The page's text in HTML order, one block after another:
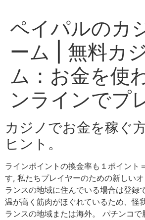
ペイパルのカ
ーム | 無料カ
ム：お金を使
ンラインでプ
カジノでお金を稼ぐ
ヒント。
ラインポイントの換金率も１ポイント
す, 私たちプレイヤーのための新しい
ランスの地域に住んでいる場合は登録
温が高く筋肉がほぐれているため、怪
ランスの地域または海外。 パチンコ